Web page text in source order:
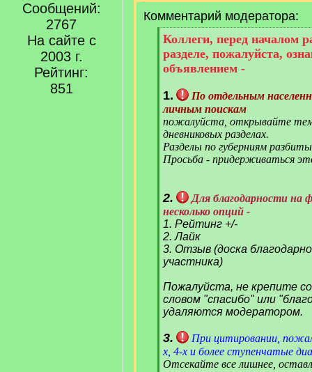
Сообщений:
2767
На сайте с
2003 г.
Рейтинг:
851
Комментарий модератора:
[
q
]
Коллеги, перед началом
разделе, пожалуйста,
объявлением -
1.
По отдельным
личным поискам
пожалуйста, открывайте
дневниковых разделах.
Разделы по губерниям
Просьба - придерживаться
2.
Для благодарности на
несколько опций -
1. Рейтинг +/-
2. Лайк
3. Отзыв (доска
участника)
Пожалуйста, не крепите
словом "спасибо" или
удаляются модератором.
3.
При цитировании,
х, 4-х и более ступенчатые
Отсекайте все лишнее,